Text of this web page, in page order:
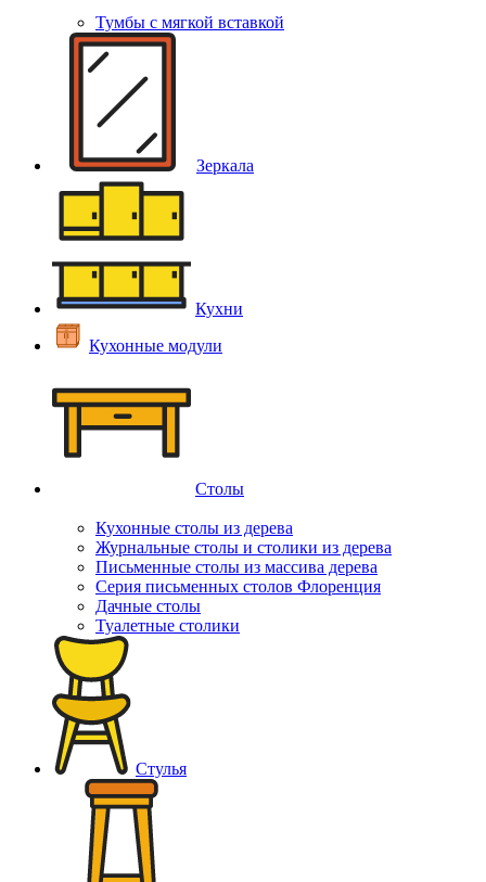
Тумбы с мягкой вставкой
Зеркала
Кухни
Кухонные модули
Столы
Кухонные столы из дерева
Журнальные столы и столики из дерева
Письменные столы из массива дерева
Серия письменных столов Флоренция
Дачные столы
Туалетные столики
Стулья